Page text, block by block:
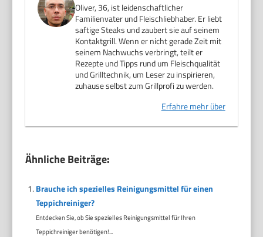
Oliver, 36, ist leidenschaftlicher
Familienvater und Fleischliebhaber. Er liebt
saftige Steaks und zaubert sie auf seinem
Kontaktgrill. Wenn er nicht gerade Zeit mit
seinem Nachwuchs verbringt, teilt er
Rezepte und Tipps rund um Fleischqualität
und Grilltechnik, um Leser zu inspirieren,
zuhause selbst zum Grillprofi zu werden.
Erfahre mehr über
Ähnliche Beiträge:
Brauche ich spezielles Reinigungsmittel für einen
Teppichreiniger?
Entdecken Sie, ob Sie spezielles Reinigungsmittel für Ihren
Teppichreiniger benötigen!...